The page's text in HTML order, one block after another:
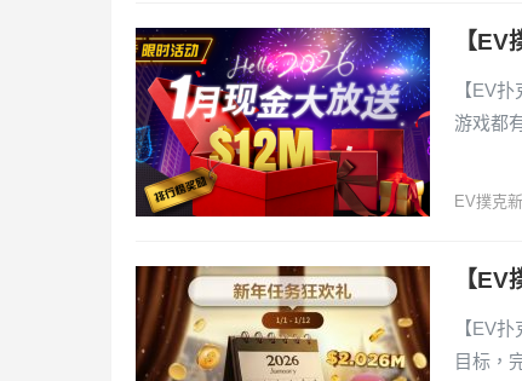
【
【EV
游戏都
EV撲克
【
【EV
目标，